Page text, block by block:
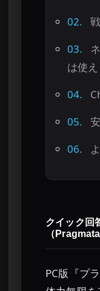
02.
03.
は使
04.
05.
06.
クイック回
（
PC版『プ